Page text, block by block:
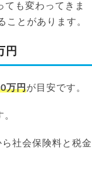
も変わってきま
とがあります。
円
万円が目安です。
社会保険料と税金